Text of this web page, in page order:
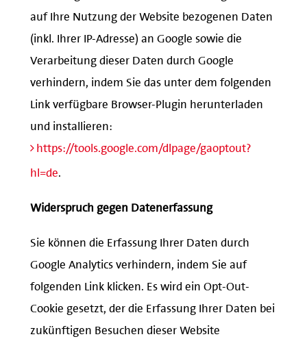
auf Ihre Nutzung der Website bezogenen Daten
(inkl. Ihrer IP-Adresse) an Google sowie die
Verarbeitung dieser Daten durch Google
verhindern, indem Sie das unter dem folgenden
Link verfügbare Browser-Plugin herunterladen
und installieren:
https://tools.google.com/dlpage/gaoptout?
hl=de
Widerspruch gegen Datenerfassung
Sie können die Erfassung Ihrer Daten durch
Google Analytics verhindern, indem Sie auf
folgenden Link klicken. Es wird ein Opt-Out-
Cookie gesetzt, der die Erfassung Ihrer Daten bei
zukünftigen Besuchen dieser Website